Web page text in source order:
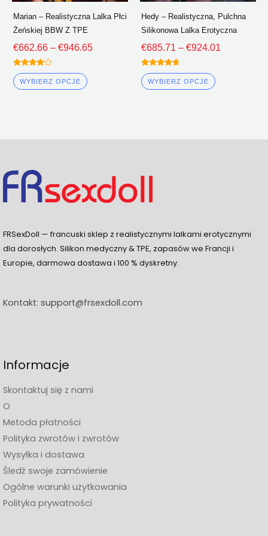
Marian – Realistyczna Lalka Płci
Żeńskiej BBW Z TPE
€662.66 – €946.65
Oceniono
4.00
z 5
WYBIERZ OPCJE
produktu
Hedy – Realistyczna, Pulchna
Silikonowa Lalka Erotyczna
€685.71 – €924.01
Oceniono
4.50
z 5
WYBIERZ OPCJE
produktu
FRSexDoll — francuski sklep z realistycznymi lalkami erotycznymi
dla dorosłych. Silikon medyczny & TPE, zapasów we Francji i
Europie, darmowa dostawa i 100 % dyskretny.
Kontakt: support@frsexdoll.com
Informacje
Skontaktuj się z nami
O
Metoda płatności
Polityka zwrotów i zwrotów
Wysyłka i dostawa
Śledź swoje zamówienie
Ogólne warunki użytkowania
Polityka prywatności